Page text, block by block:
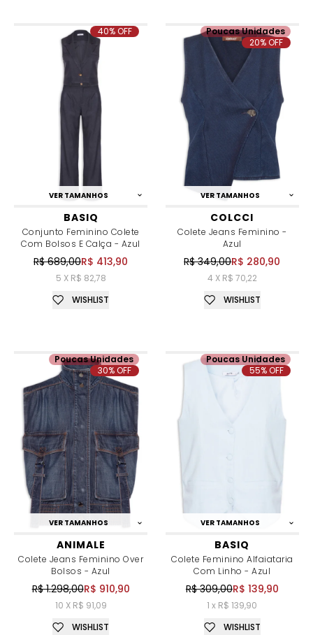
VER TAMANHOS
BASIQ
Conjunto Feminino Colete
Com Bolsos E Calça - Azul
R$ 689,00R$ 413,90
5 X R$ 82,78
40% OFF
WISHLIST
VER TAMANHOS
COLCCI
Colete Jeans Feminino -
Azul
R$ 349,00R$ 280,90
4 X R$ 70,22
Poucas Unidades
20% OFF
WISHLIST
VER TAMANHOS
ANIMALE
Colete Jeans Feminino Over
Bolsos - Azul
R$ 1.298,00R$ 910,90
10 X R$ 91,09
Poucas Unidades
30% OFF
WISHLIST
VER TAMANHOS
BASIQ
Colete Feminino Alfaiataria
Com Linho - Azul
R$ 309,00R$ 139,90
1 x R$ 139,90
Poucas Unidades
55% OFF
WISHLIST